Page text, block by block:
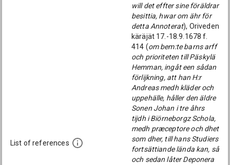
List of references
will det effter sine föräldrar
besittia, hwar om ähr för
detta Annoterat), Oriveden
käräjät 17.-18.9.1678 f.
414 (om bem:te barns arff
och prioriteten till Päskylä
Hemman, ingåt een sådan
förlijkning, att han H:r
Andreas medh kläder och
uppehälle, håller den äldre
Sonen Johan i tre åhrs
tijdh i Biörneborgz Schola,
medh præceptore och dhet
som dher, till hans Studiers
fortsättiande lända kan, så
och sedan låter Deponera